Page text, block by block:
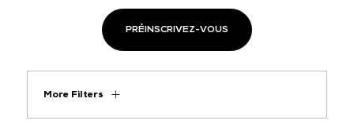
PRÉINSCRIVEZ-VOUS
More Filters